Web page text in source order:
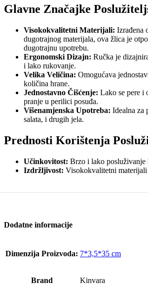
Glavne Značajke
Visokokvalitetni Materijali: Izrađena
dugotrajnog materijala, ova žlica je
dugotrajnu upotrebu.
Ergonomski Dizajn: Ručka je
i lako rukovanje.
Velika Veličina: Omogućava
količina hrane.
Jednostavno Čišćenje: Lako se pere i
pranje u perilici posuđa.
Višenamjenska Upotreba: Idealna za
salata, i drugih jela.
Prednosti Korištenja
Učinkovitost: Brzo i lako posluživanje
Izdržljivost: Visokokvalitetni
Elegantan Dizajn:
Zašto Odabrati Našu
Dodatne informacije
Dimenzija Proizvoda: 7*3,5*35 cm
Brand Kinvara